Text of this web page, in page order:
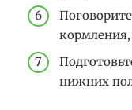
нижних